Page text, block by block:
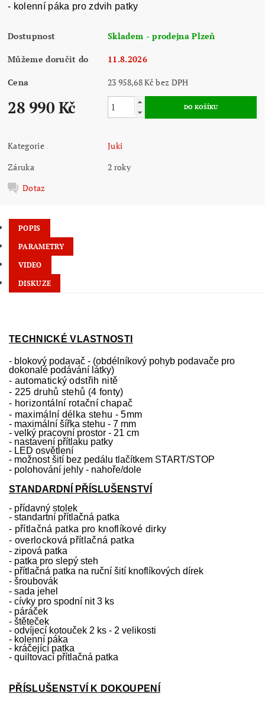
- kolenní páka pro zdvih patky
Dostupnost Skladem - prodejna Plzeň
Můžeme doručit do 11.8.2026
Cena 23 958,68 Kč bez DPH
28 990 Kč
Kategorie
Juki
Záruka
2 roky
Dotaz
POPIS
PARAMETRY
VIDEO
DISKUZE
TECHNICKÉ VLASTNOSTI
- blokový podavač - (obdélníkový pohyb podavače pro
dokonalé podávání látky)
- automatický odstřih nitě
- 225 druhů stehů (4 fonty)
- horizontální rotační chapač
- maximální délka stehu - 5mm
- maximální šířka stehu - 7 mm
- velký pracovní prostor - 21 cm
- nastavení přítlaku patky
- LED osvětlení
- možnost šití bez pedálu tlačítkem START/STOP
- polohování jehly - nahoře/dole
STANDARDNÍ PŘÍSLUŠENSTVÍ
- přídavný stolek
- standartní přítlačná patka
- přítlačná patka pro knoflíkové dirky
- overlocková přítlačná patka
- zipová patka
- patka pro slepý steh
- přítlačná patka na ruční šití knoflíkových dírek
- šroubovák
- sada jehel
- cívky pro spodní nit 3 ks
- páráček
- štěteček
- odvíjecí kotouček 2 ks - 2 velikosti
- kolenní páka
- kráčející patka
- quiltovací přítlačná patka
PŘÍSLUŠENSTVÍ K DOKOUPENÍ